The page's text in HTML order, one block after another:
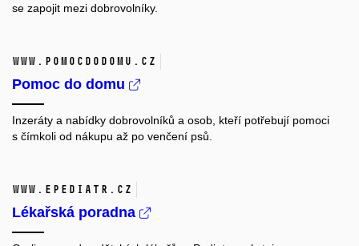
se zapojit mezi dobrovolníky.
www.pomocdodomu.cz
Pomoc do domu
Inzeráty a nabídky dobrovolníků a osob, kteří potřebují pomoci
s čímkoli od nákupu až po venčení psů.
www.epediatr.cz
Lékařská poradna